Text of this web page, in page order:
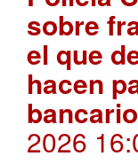
sobre
el que
hacen
2026